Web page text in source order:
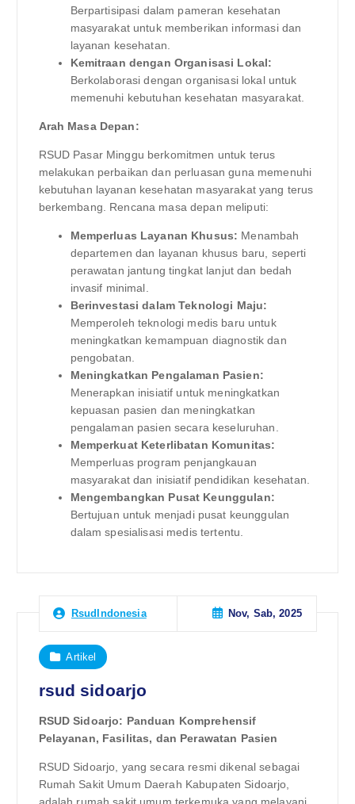
Berpartisipasi dalam pameran kesehatan
masyarakat untuk memberikan informasi dan
layanan kesehatan.
Kemitraan dengan Organisasi Lokal:
Berkolaborasi dengan organisasi lokal untuk
memenuhi kebutuhan kesehatan masyarakat.
Arah Masa Depan:
RSUD Pasar Minggu berkomitmen untuk terus
melakukan perbaikan dan perluasan guna memenuhi
kebutuhan layanan kesehatan masyarakat yang terus
berkembang. Rencana masa depan meliputi:
Memperluas Layanan Khusus: Menambah
departemen dan layanan khusus baru, seperti
perawatan jantung tingkat lanjut dan bedah
invasif minimal.
Berinvestasi dalam Teknologi Maju:
Memperoleh teknologi medis baru untuk
meningkatkan kemampuan diagnostik dan
pengobatan.
Meningkatkan Pengalaman Pasien:
Menerapkan inisiatif untuk meningkatkan
kepuasan pasien dan meningkatkan
pengalaman pasien secara keseluruhan.
Memperkuat Keterlibatan Komunitas:
Memperluas program penjangkauan
masyarakat dan inisiatif pendidikan kesehatan.
Mengembangkan Pusat Keunggulan:
Bertujuan untuk menjadi pusat keunggulan
dalam spesialisasi medis tertentu.
RsudIndonesia Nov, Sab, 2025
Artikel
rsud sidoarjo
RSUD Sidoarjo: Panduan Komprehensif
Pelayanan, Fasilitas, dan Perawatan Pasien
RSUD Sidoarjo, yang secara resmi dikenal sebagai
Rumah Sakit Umum Daerah Kabupaten Sidoarjo,